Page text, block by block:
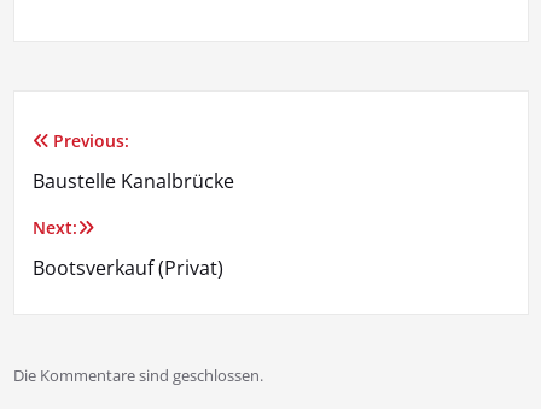
Beitragsnavigation
Previous:
Baustelle Kanalbrücke
Next:
Bootsverkauf (Privat)
Die Kommentare sind geschlossen.